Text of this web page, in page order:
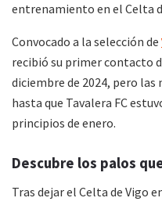
entrenamiento en el Celta
Convocado a la selección de
recibió su primer contacto
diciembre de 2024, pero
hasta que Tavalera FC
principios de enero.
Descubre los palos
Tras dejar el Celta de Vigo